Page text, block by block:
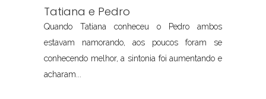
Tatiana e Pedro
Quando Tatiana conheceu o Pedro ambos
estavam namorando, aos poucos foram se
conhecendo melhor, a sintonia foi aumentando e
acharam...